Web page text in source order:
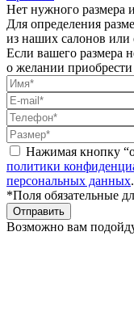
Нет нужного размера
Для определения
из наших салонов или
Если вашего размера
о желании
Нажимая кнопку
политики
персональных данных.
*Поля обязательные
Отправить
Возможно вам